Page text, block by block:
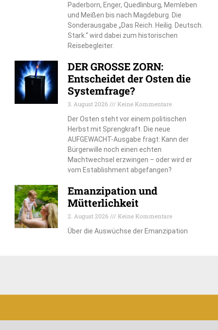
Paderborn, Enger, Quedlinburg, Memleben
und Meißen bis nach Magdeburg. Die
Sonderausgabe „Das Reich. Heilig. Deutsch.
Stark.“ wird dabei zum historischen
Reisebegleiter.
DER GROSSE ZORN:
Entscheidet der Osten die
Systemfrage?
3. August 2026
Keine Kommentare
Der Osten steht vor einem politischen
Herbst mit Sprengkraft. Die neue
AUFGEWACHT-Ausgabe fragt: Kann der
Bürgerwille noch einen echten
Machtwechsel erzwingen – oder wird er
vom Establishment abgefangen?
Emanzipation und
Mütterlichkeit
2. August 2026
Keine Kommentare
Über die Auswüchse der Emanzipation